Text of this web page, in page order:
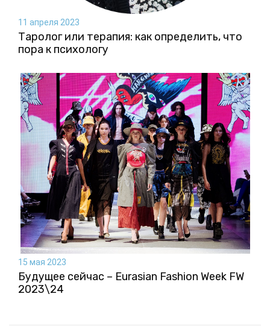
11 апреля 2023
Таролог или терапия: как определить, что
пора к психологу
15 мая 2023
Будущее сейчас – Eurasian Fashion Week FW
2023\24